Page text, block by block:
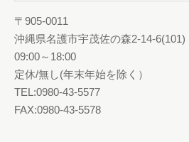
〒905-0011
沖縄県名護市宇茂佐の森2-14-6(101)
09:00～18:00
定休/無し(年末年始を除く）
TEL:0980-43-5577
FAX:0980-43-5578